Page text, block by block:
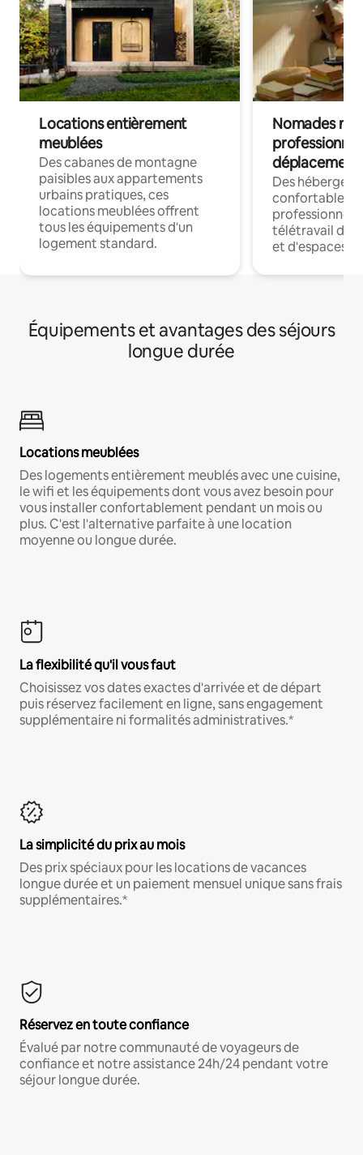
Locations entièrement
meublées
Des cabanes de montagne
paisibles aux appartements
urbains pratiques, ces
locations meublées offrent
tous les équipements d'un
logement standard.
Nomades
déplacement
Des
confortables
professionnels
télétravail
et d'espaces
Équipements et avantages des séjours
longue durée
Locations meublées
Des logements entièrement meublés avec une cuisine,
le wifi et les équipements dont vous avez besoin pour
vous installer confortablement pendant un mois ou
plus. C'est l'alternative parfaite à une location
moyenne ou longue durée.
La flexibilité qu'il vous faut
Choisissez vos dates exactes d'arrivée et de départ
puis réservez facilement en ligne, sans engagement
supplémentaire ni formalités administratives.*
La simplicité du prix au mois
Des prix spéciaux pour les locations de vacances
longue durée et un paiement mensuel unique sans frais
supplémentaires.*
Réservez en toute confiance
Évalué par notre communauté de voyageurs de
confiance et notre assistance 24h/24 pendant votre
séjour longue durée.